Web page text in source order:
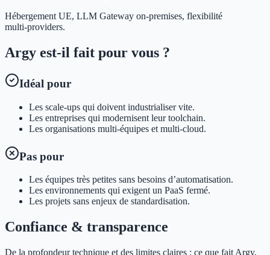
Hébergement UE, LLM Gateway on-premises, flexibilité
multi‑providers.
Argy est-il fait pour vous ?
Idéal pour
Les scale-ups qui doivent industrialiser vite.
Les entreprises qui modernisent leur toolchain.
Les organisations multi‑équipes et multi‑cloud.
Pas pour
Les équipes très petites sans besoins d’automatisation.
Les environnements qui exigent un PaaS fermé.
Les projets sans enjeux de standardisation.
Confiance & transparence
De la profondeur technique et des limites claires : ce que fait Argy,